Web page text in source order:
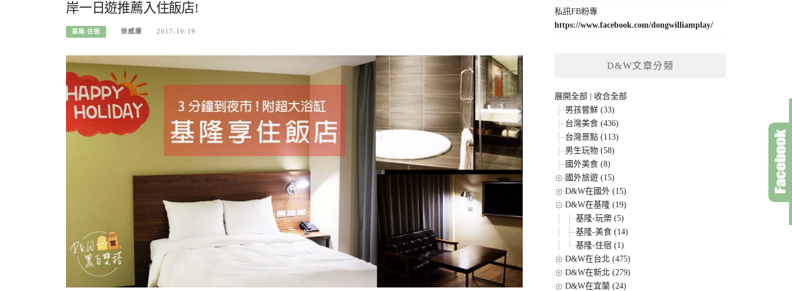
岸一日遊推薦入住飯店!
基隆-住宿 徐威廉 2017-10-19
私訊FB粉專
https://www.facebook.com/dongwilliamplay/
D&W文章分類
展開全部
收合全部
男孩嘗鮮 (33)
台灣美食 (436)
台灣景點 (113)
男生玩物 (58)
國外美食 (8)
國外旅遊 (15)
D&W在國外 (15)
D&W在基隆 (19)
基隆-玩樂 (5)
基隆-美食 (14)
基隆-住宿 (1)
D&W在台北 (475)
D&W在新北 (279)
D&W在宜蘭 (24)